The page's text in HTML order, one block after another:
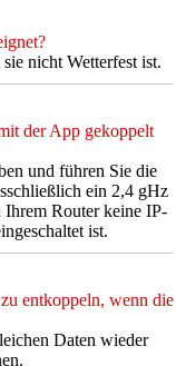
nicht Wetterfest ist.
der App gekoppelt
und führen Sie die
ein 2,4 gHz
Router keine IP-
ist.
entkoppeln, wenn die
Daten wieder